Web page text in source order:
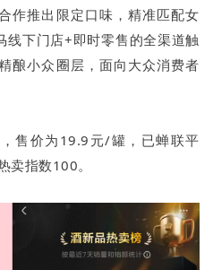
作推出限定口味，精准匹配女
线下门店+即时零售的全渠道触
酿小众圈层，面向大众消费者
售价为19.9元/罐，已蝉联平
卖指数100。